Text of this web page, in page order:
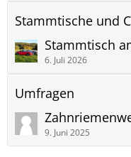
Stammtische und
6. Juli 2026
Umfragen
9. Juni 2025